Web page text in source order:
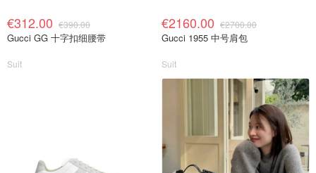
€312.00 €390.00
Gucci GG 十字扣细腰带
Suit
€2160.00 €2700.00
Gucci 1955 中号肩包
Suit